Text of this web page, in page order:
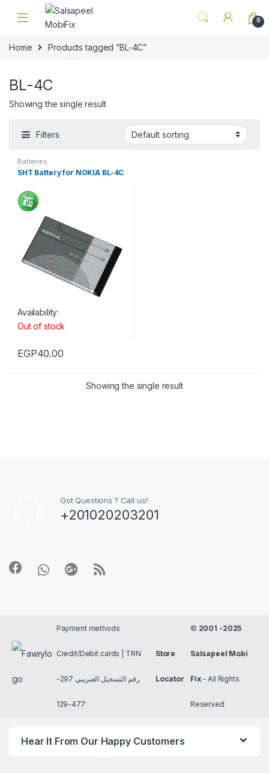
Skip to navigation
Skip to content
0
Home Products tagged “BL-4C”
BL-4C
Showing the single result
Filters
Batteries
SHT Battery for NOKIA BL-4C
Availability:
Out of stock
EGP40.00
Showing the single result
Got Questions ? Call us!
+201020203201
Payment methods
Credit/Debit cards | TRN
رقم التسجيل الضريبي 297-
477-129
Store
Locator
© 2001 -2025
Salsapeel Mobi
Fix- All Rights
Reserved
Hear It From Our Happy Customers